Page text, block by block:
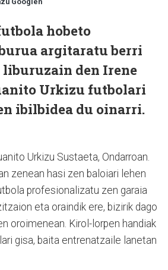
hobeto
argitaratu berri
den Irene
Urkizu futbolari
ibilbidea du oinarri.
Urkizu Sustaeta, Ondarroan.
zenean hasi zen baloiari lehen
profesionalizatu zen garaia
eta oraindik ere, bizirik dago
oroimenean. Kirol-lorpen handiak
gisa, baita entrenatzaile lanetan